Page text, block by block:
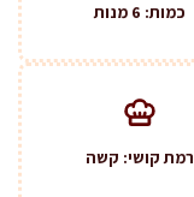
כמות: 6 מנות
רמת קושי: קשה